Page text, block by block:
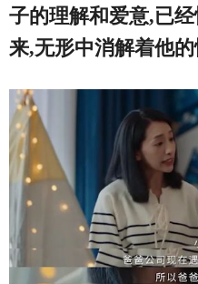
子的理解和爱意,已
来,无形中消解着他的